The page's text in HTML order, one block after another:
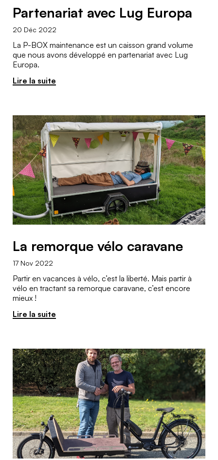
Partenariat avec Lug Europa
20 Déc 2022
La P-BOX maintenance est un caisson grand volume
que nous avons développé en partenariat avec Lug
Europa.
Lire la suite
La remorque vélo caravane
17 Nov 2022
Partir en vacances à vélo, c’est la liberté. Mais partir à
vélo en tractant sa remorque caravane, c’est encore
mieux !
Lire la suite